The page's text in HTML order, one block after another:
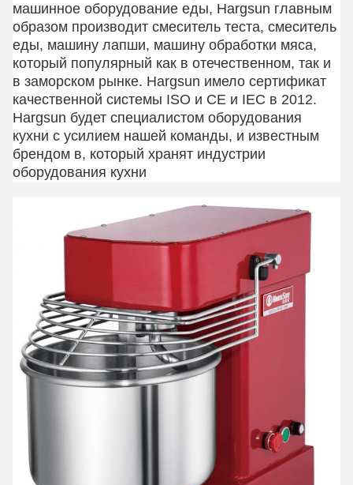
машинное оборудование еды, Hargsun главным
образом производит смеситель теста, смеситель
еды, машину лапши, машину обработки мяса,
который популярный как в отечественном, так и
в заморском рынке. Hargsun имело сертификат
качественной системы ISO и CE и IEC в 2012.
Hargsun будет специалистом оборудования
кухни с усилием нашей команды, и известным
брендом в, который хранят индустрии
оборудования кухни